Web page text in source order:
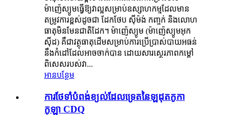
ម៉ាញ៉េស្យូមធ្វើឱ្យវាល្អសម្រាប់ឧស្សាហកម្មដែលមាន
តម្រូវការខ្ពស់ដូចជា ដែកថែប ស៊ីម៉ង់ កញ្ចក់ និងលោហ
ធាតុមិនមែនជាតិដែក។ ម៉ាញ៉េស្យូម (ម៉ាញ៉េស្យូមអុក
ស៊ីដ) គឺជាវត្ថុធាតុដើមសម្រាប់ការប្រើប្រាស់បាយអធន់
នឹងកំដៅដែលអាចចាក់បាន ដោយសារស្ថេរភាពកម្ដៅ
ពិសេសរបស់វា...
អានបន្ថែម
ការថែទាំបំពង់ខ្យល់ដែលទ្រេតនៃឡដុតកូកា
កូឡា CDQ